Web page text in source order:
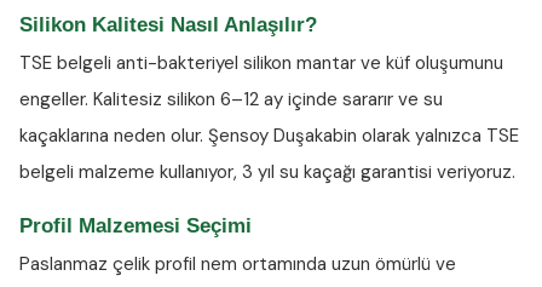
Silikon Kalitesi Nasıl Anlaşılır?
TSE belgeli anti-bakteriyel silikon mantar ve küf oluşumunu
engeller. Kalitesiz silikon 6–12 ay içinde sararır ve su
kaçaklarına neden olur. Şensoy Duşakabin olarak yalnızca TSE
belgeli malzeme kullanıyor, 3 yıl su kaçağı garantisi veriyoruz.
Profil Malzemesi Seçimi
Paslanmaz çelik profil nem ortamında uzun ömürlü ve